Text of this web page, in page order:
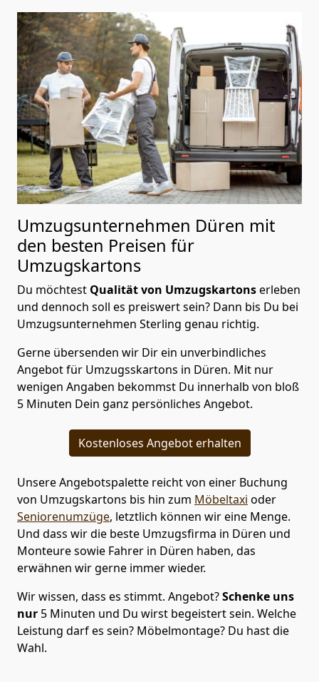
Umzugsunternehmen Düren mit
den besten Preisen für
Umzugskartons
Du möchtest Qualität von Umzugskartonserleben
und dennoch soll es preiswert sein? Dann bis Du bei
Umzugsunternehmen Sterling genau richtig.
Gerne übersenden wir Dir ein unverbindliches
Angebot für Umzugsskartons in Düren. Mit nur
wenigen Angaben bekommst Du innerhalb von bloß
5 Minuten Dein ganz persönliches Angebot.
Kostenloses Angebot erhalten
Unsere Angebotspalette reicht von einer Buchung
von Umzugskartons bis hin zum Möbeltaxi oder
Seniorenumzüge, letztlich können wir eine Menge.
Und dass wir die beste Umzugsfirma in Düren und
Monteure sowie Fahrer in Düren haben, das
erwähnen wir gerne immer wieder.
Wir wissen, dass es stimmt. Angebot?Schenke uns
nur 5 Minuten und Du wirst begeistert sein. Welche
Leistung darf es sein? Möbelmontage? Du hast die
Wahl.